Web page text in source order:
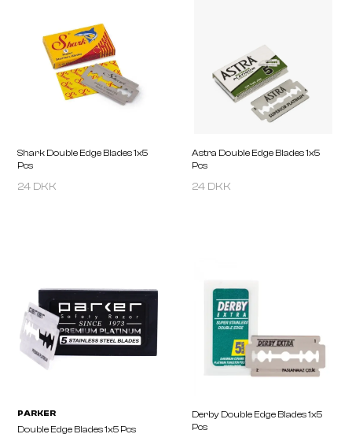
PARKER
Saftey Razor SRX
DAPPER DAN
24 DKK 24 DKK